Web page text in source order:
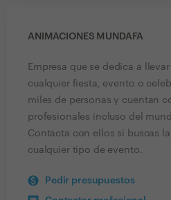
ANIMACIONES MUNDAFA
Empresa que se dedica a
cualquier fiesta, evento o
miles de personas y cuentan
profesionales incluso del
Contacta con ellos si buscas
cualquier tipo de evento.
Pedir presupuestos